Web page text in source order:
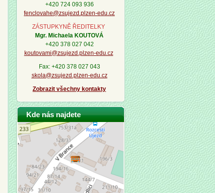
+420 724 093 936
fenclovahe@zsujezd.plzen-edu.cz
ZÁSTUPKYNĚ ŘEDITELKY
Mgr. Michaela KOUTOVÁ
+420 378 027 042
koutovami@zsujezd.plzen-edu.cz
Fax: +420 378 027 043
skola@zsujezd.plzen-edu.cz
Zobrazit všechny kontakty
Kde nás najdete